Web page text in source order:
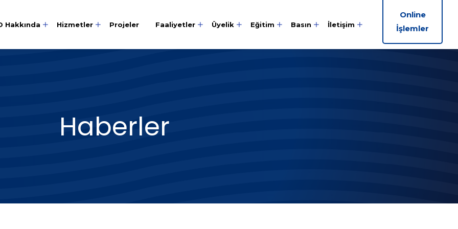
Hakkında Hizmetler Projeler Faaliyetler Üyelik Eğitim Basın İletişim
Online
İşlemler
Haberler